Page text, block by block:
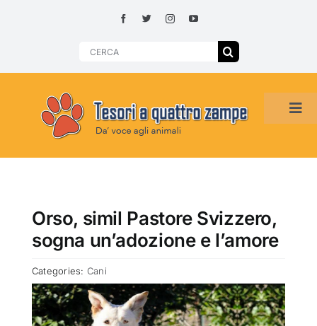
Search
HOME
SMARRITI O DA ADOTTARE
ADOTTATI O RITROVATI
Orso, simil Pastore Svizzero,
sogna un’adozione e l’amore
Categories: Cani